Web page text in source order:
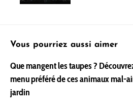
Vous pourriez aussi aimer
Que mangent les taupes ?
menu préféré de ces animaux mal-
jardin